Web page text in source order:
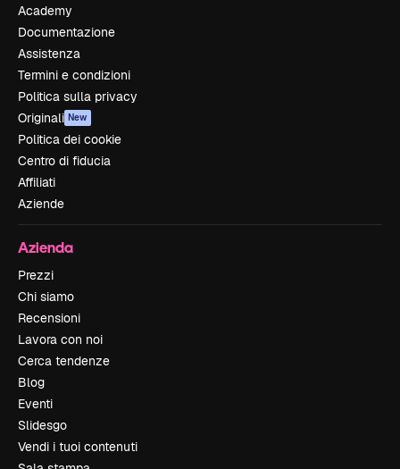
Academy
Documentazione
Assistenza
Termini e condizioni
Politica sulla privacy
Originali New
Politica dei cookie
Centro di fiducia
Affiliati
Aziende
Azienda
Prezzi
Chi siamo
Recensioni
Lavora con noi
Cerca tendenze
Blog
Eventi
Slidesgo
Vendi i tuoi contenuti